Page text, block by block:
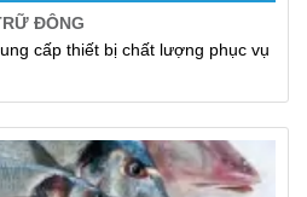
ĐÔNG
cấp thiết bị chất lượng phục vụ